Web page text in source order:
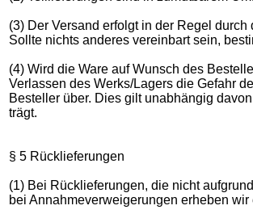
(3) Der Versand erfolgt in der Regel
Sollte nichts anderes vereinbart sein,
(4) Wird die Ware auf Wunsch des
Verlassen des Werks/Lagers die Gefahr
Besteller über. Dies gilt unabhängig
trägt.
§ 5 Rücklieferungen
(1) Bei Rücklieferungen, die nicht
bei Annahmeverweigerungen erheben